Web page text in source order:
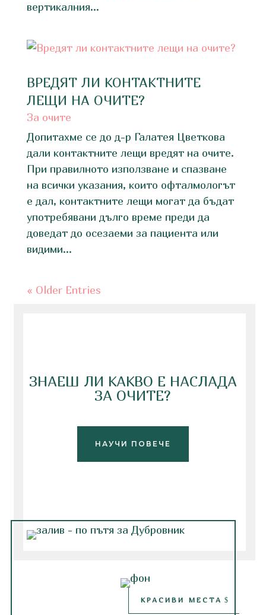
вертикалния...
ВРЕДЯТ ЛИ КОНТАКТНИТЕ
ЛЕЩИ НА ОЧИТЕ?​
За очите
Допитахме се до д-р Галатея Цветкова
дали контактните лещи вредят на очите.
При правилното използване и спазване
на всички указания, които офталмологът
е дал, контактните лещи могат да бъдат
употребявани дълго време преди да
доведат до осезаеми за пациента или
видими...
« Older Entries
ЗНАЕШ ЛИ КАКВО Е НАСЛАДА
ЗА ОЧИТЕ?
НАУЧИ ПОВЕЧЕ
КРАСИВИ МЕСТА